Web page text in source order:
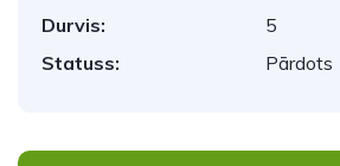
Durvis:
5
Statuss:
Pārdots